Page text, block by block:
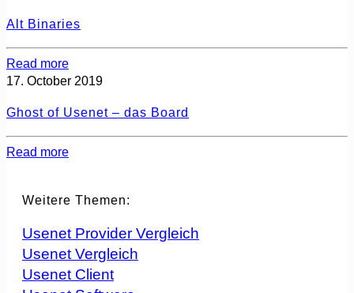
Alt Binaries
Read more
17. October 2019
Ghost of Usenet – das Board
Read more
Weitere Themen:
Usenet Provider Vergleich
Usenet Vergleich
Usenet Client